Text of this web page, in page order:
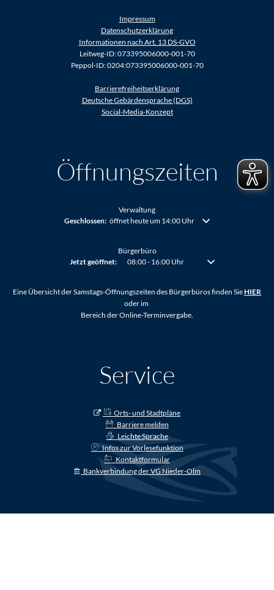
Impressum
Datenschutzerklärung
Informationen nach Art. 13 DS-GVO
Leitweg-ID: 073395006000-001-70
Peppol-ID: 0204:073395006000-001-70
Barrierefreiheitserklärung
Deutsche Gebärdensprache (DGS)
Social-Media-Konzept
Öffnungszeiten
Verwaltung
Klicken, um weitere Öffnungs- oder Schließzeiten auszublenden
Geschlossen: öffnet heute um 14:00 Uhr
Bürgerbüro
Klicken, um weitere Öffnungs- oder Schließzeiten auszublenden
Jetzt geöffnet: 08:00- 16:00Uhr Von 08:00 bis 16:00
Eine Übersicht der Samstags-Öffnungszeiten des Bürgerbüros finden SieHIER
oder im
Bereich der Online-Terminvergabe.
Service
Orts- und Stadtpläne
Barriere melden
Leichte Sprache
Infos zur Vorlesefunktion
Kontaktformular
Bankverbindung der VG Nieder-Olm